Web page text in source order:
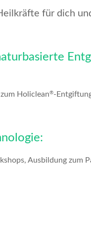
für dich
Holiclean®-
Ausbildung zum